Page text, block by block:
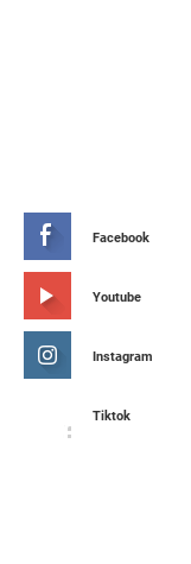
Facebook
Youtube
Instagram
Tiktok